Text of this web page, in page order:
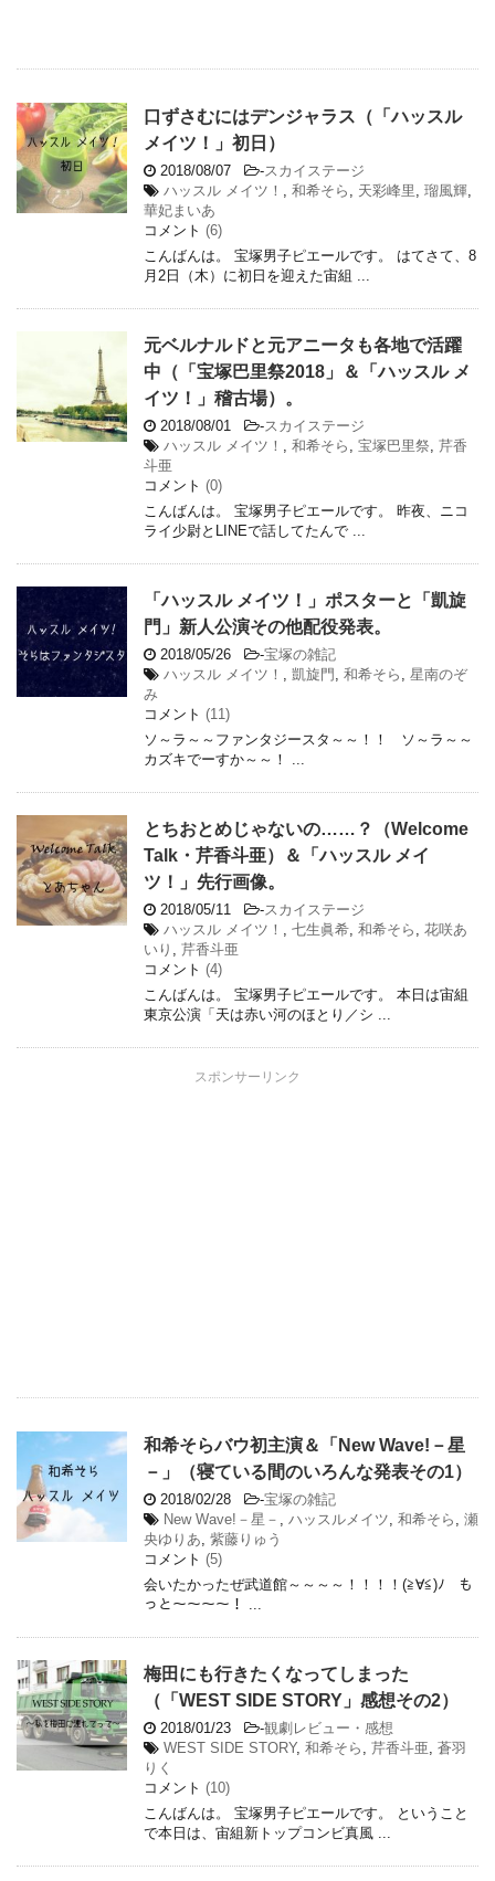
口ずさむにはデンジャラス（「ハッスル
メイツ！」初日）
2018/08/07 -スカイステージ
ハッスル メイツ！ , 和希そら , 天彩峰里 , 瑠風輝,
華妃まいあ
コメント (6)
こんばんは。 宝塚男子ピエールです。 はてさて、8
月2日（木）に初日を迎えた宙組 ...
元ベルナルドと元アニータも各地で活躍
中（「宝塚巴里祭2018」＆「ハッスル メ
イツ！」稽古場）。
2018/08/01 -スカイステージ
ハッスル メイツ！ , 和希そら , 宝塚巴里祭, 芹香
斗亜
コメント (0)
こんばんは。 宝塚男子ピエールです。 昨夜、ニコ
ライ少尉とLINEで話してたんで ...
「ハッスル メイツ！」ポスターと「凱旋
門」新人公演その他配役発表。
2018/05/26 -宝塚の雑記
ハッスル メイツ！ , 凱旋門 , 和希そら , 星南のぞ
み
コメント (11)
ソ～ラ～～ファンタジースタ～～！！ ソ～ラ～～
カズキでーすか～～！ ...
とちおとめじゃないの……？（Welcome
Talk・芹香斗亜）＆「ハッスル メイ
ツ！」先行画像。
2018/05/11 -スカイステージ
ハッスル メイツ！ , 七生眞希, 和希そら , 花咲あ
いり , 芹香斗亜
コメント (4)
こんばんは。 宝塚男子ピエールです。 本日は宙組
東京公演「天は赤い河のほとり／シ ...
スポンサーリンク
和希そらバウ初主演＆「New Wave!－星
－」（寝ている間のいろんな発表その1）
2018/02/28 -宝塚の雑記
New Wave!－星－ , ハッスルメイツ, 和希そら , 瀬
央ゆりあ, 紫藤りゅう
コメント (5)
会いたかったぜ武道館～～～～！！！！(≧∀≦)ﾉ も
っと～～～～！ ...
梅田にも行きたくなってしまった
（「WEST SIDE STORY」感想その2）
2018/01/23 -観劇レビュー・感想
WEST SIDE STORY, 和希そら , 芹香斗亜, 蒼羽
りく
コメント (10)
こんばんは。 宝塚男子ピエールです。 ということ
で本日は、宙組新トップコンビ真風 ...